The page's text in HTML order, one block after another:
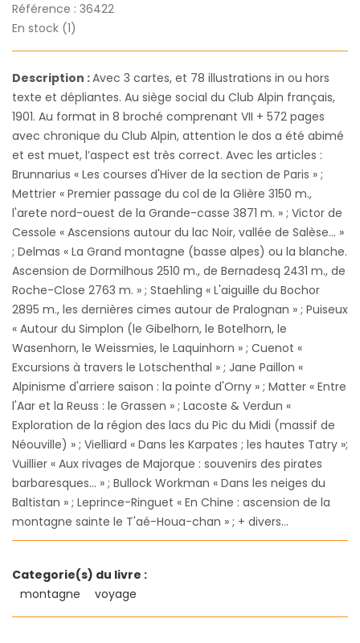
Référence : 36422
En stock (1)
Description :Avec 3 cartes, et 78 illustrations in ou hors
texte et dépliantes. Au siège social du Club Alpin français,
1901. Au format in 8 broché comprenant VII + 572 pages
avec chronique du Club Alpin, attention le dos a été abimé
et est muet, l’aspect est très correct. Avec les articles :
Brunnarius « Les courses d'Hiver de la section de Paris » ;
Mettrier « Premier passage du col de la Glière 3150 m.,
l'arete nord-ouest de la Grande-casse 3871 m. » ; Victor de
Cessole « Ascensions autour du lac Noir, vallée de Salèse... »
; Delmas « La Grand montagne (basse alpes) ou la blanche.
Ascension de Dormilhous 2510 m., de Bernadesq 2431 m., de
Roche-Close 2763 m. » ; Staehling « L'aiguille du Bochor
2895 m., les dernières cimes autour de Pralognan » ; Puiseux
« Autour du Simplon (le Gibelhorn, le Botelhorn, le
Wasenhorn, le Weissmies, le Laquinhorn » ; Cuenot «
Excursions à travers le Lotschenthal » ; Jane Paillon «
Alpinisme d'arriere saison : la pointe d'Orny » ; Matter « Entre
l'Aar et la Reuss : le Grassen » ; Lacoste & Verdun «
Exploration de la région des lacs du Pic du Midi (massif de
Néouville) » ; Vielliard « Dans les Karpates ; les hautes Tatry »;
Vuillier « Aux rivages de Majorque : souvenirs des pirates
barbaresques... » ; Bullock Workman « Dans les neiges du
Baltistan » ; Leprince-Ringuet « En Chine : ascension de la
montagne sainte le T'aé-Houa-chan » ; + divers...
Categorie(s) du livre :
montagne
voyage